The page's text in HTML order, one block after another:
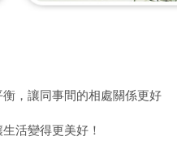
，讓同事間的相處關係更好
活變得更美好！